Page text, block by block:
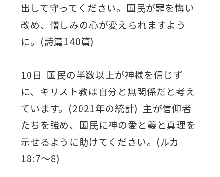
出して守ってください。国民が罪を悔い
改め、憎しみの心が変えられますよう
に。(詩篇140篇)
10日 国民の半数以上が神様を信じず
に、キリスト教は自分と無関係だと考え
ています。(2021年の統計) 主が信仰者
たちを強め、国民に神の愛と義と真理を
示せるように助けてください。(ルカ
18:7～8)